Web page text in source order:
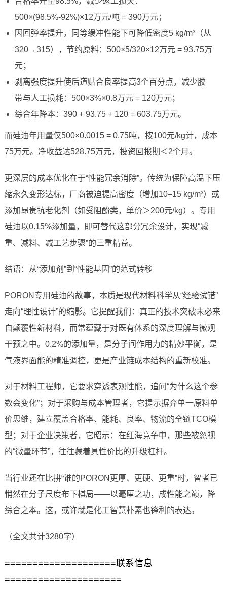
500×(98.5%-92%)×12万元/吨 = 390万元；
因回弹率提升，同等缓冲性能下可降低密度5 kg/m³（从
320→315），节约原料：500×5/320×12万元 = 93.75万
元；
剥离强度提升使后道贴合良率提高3个百分点，减少胶
带与人工损耗：500×3%×0.8万元 = 120万元；
综合年降本：390 + 93.75 + 120 = 603.75万元。
而硅油年用量仅500×0.0015 = 0.75吨，按100元/kg计，成本
75万元。净收益达528.75万元，投资回报期＜2个月。
更深层的成本优化在于“性能冗余消除”。传统为保障高温下压
缩永久变形达标，厂商被迫提高密度（增加10–15 kg/m³）或
添加昂贵抗老化剂（如受阻酚类，单价＞200元/kg）。专用
硅油以0.15%添加量，即可替代这部分冗余设计，实现“减
重、减料、减工艺步骤”的三重精益。
结语：从“添加剂”到“性能基因”的范式转移
PORON专用硅油的故事，本质是现代材料科学从“经验试错”
走向“理性设计”的缩影。它提醒我们：真正的技术突破未必来
自颠覆性新材料，而常蕴藏于对既有体系的深度理解与微观
干预之中。0.2%的添加量，是分子间作用力的精妙平衡，是
气液界面能的精准调控，更是产业链成本结构的重新校准。
对于材料工程师，它要求穿透表观性能，追问“为什么这个参
数会变化”；对于采购与成本管理者，它提示摒弃单一原料单
价思维，建立覆盖合格率、能耗、良率、物流的全链TCO模
型；对于企业决策者，它昭示：在红海竞争中，那些被忽视
的“微量环节”，往往藏着具性价比的升级杠杆。
当行业还在比拼“谁的PORON更厚、更硬、更重”时，智者已
悄然在分子尺度布下棋局——以毫厘之功，成性能之巅，降
综合之本。这，或许就是化工智慧朴素也锋利的表达。
（全文共计3280字）
====================联系信息
=====================